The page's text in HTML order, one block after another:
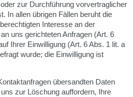
zur Durchführung vorvertraglicher
In allen übrigen Fällen beruht die
Interesse an der
uns gerichteten Anfragen (Art. 6
Ihrer Einwilligung (Art. 6 Abs. 1 lit. a
wurde; die Einwilligung ist
übersandten Daten
zur Löschung auffordern, Ihre